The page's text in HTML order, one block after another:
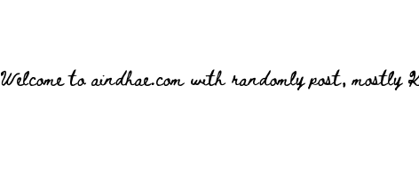
Welcome to aindhae.com with randomly post, mostly